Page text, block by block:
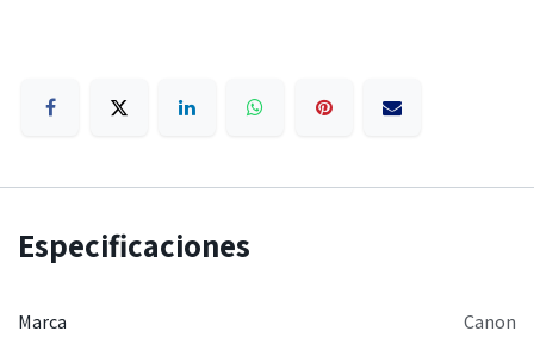
Especificaciones
Marca Canon